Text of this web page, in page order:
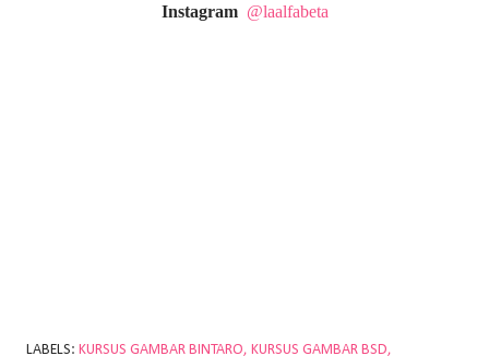
Instagram @laalfabeta
LABELS: KURSUS GAMBAR BINTARO KURSUS GAMBAR BSD